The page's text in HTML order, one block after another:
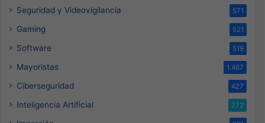
Seguridad y Videovigilancia 571
Gaming 521
Software 519
Mayoristas 1.467
Ciberseguridad 427
Inteligencia Artificial 272